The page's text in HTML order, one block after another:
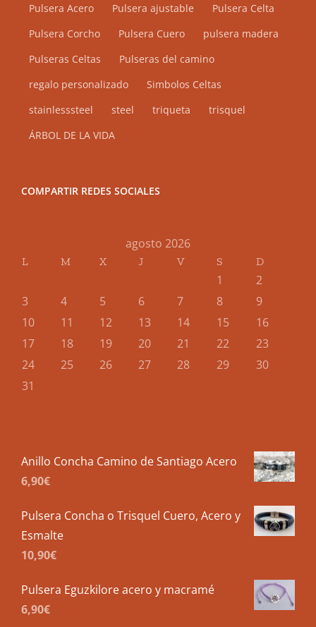
Pulsera Acero
Pulsera ajustable
Pulsera Celta
Pulsera Corcho
Pulsera Cuero
pulsera madera
Pulseras Celtas
Pulseras del camino
regalo personalizado
Simbolos Celtas
stainlesssteel
steel triqueta
trisquel
ÁRBOL DE LA VIDA
COMPARTIR REDES SOCIALES
agosto 2026
L M X J V S D
1
2
3
4 5 6 7 8
9
10
11 12 13 14 15
16
17
18 19 20 21 22
23
24
25 26 27 28 29
30
31
Anillo Concha Camino de Santiago Acero
6,90€
Pulsera Concha o Trisquel Cuero, Acero y
Esmalte
10,90€
Pulsera Eguzkilore acero y macramé
6,90€